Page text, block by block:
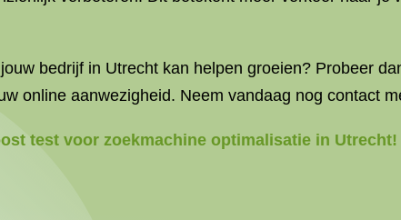
bedrijf in Utrecht kan helpen groeien? Probeer
online aanwezigheid. Neem vandaag nog contact
test voor zoekmachine optimalisatie in Utrecht!